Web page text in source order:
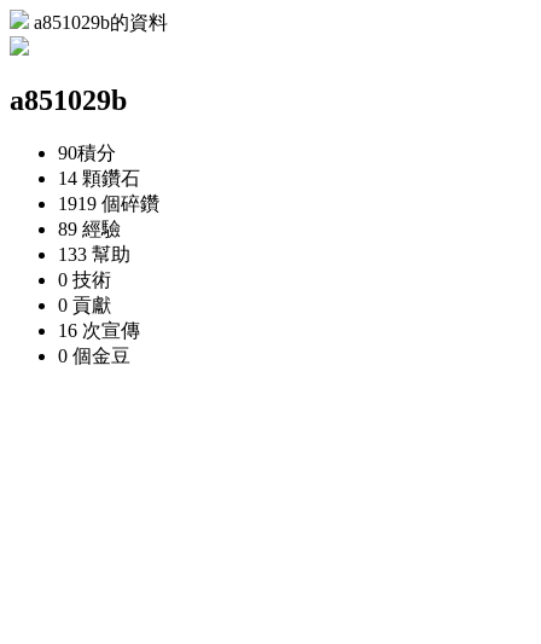
a851029b的資料
a851029b
90積分
14 顆鑽石
1919 個碎鑽
89 經驗
133 幫助
0 技術
0 貢獻
16 次宣傳
0 個金豆